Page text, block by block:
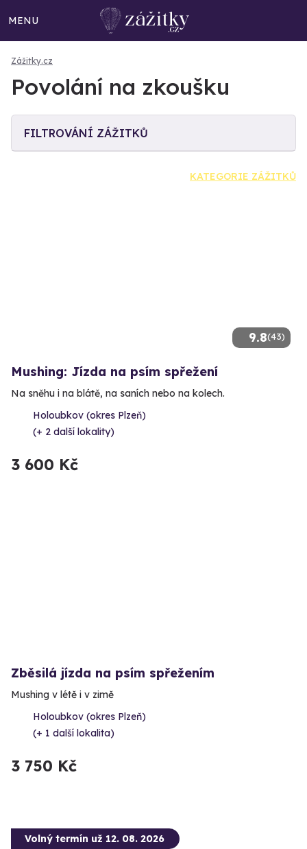
MENU
Zážitky.cz
Povolání na zkoušku
FILTROVÁNÍ ZÁŽITKŮ
KATEGORIE ZÁŽITKŮ
9.8(43)
Mushing: Jízda na psím spřežení
Na sněhu i na blátě, na saních nebo na kolech.
Holoubkov (okres Plzeň)
(+ 2 další lokality)
3 600 Kč
Zběsilá jízda na psím spřežením
Mushing v létě i v zimě
Holoubkov (okres Plzeň)
(+ 1 další lokalita)
3 750 Kč
Volný termín už 12. 08. 2026